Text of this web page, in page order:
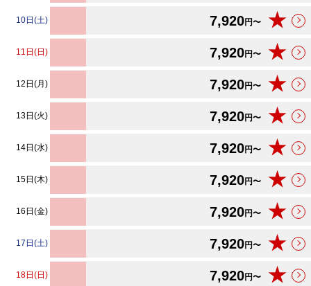
10日(土) 7,920円〜 ★
11日(日) 7,920円〜 ★
12日(月) 7,920円〜 ★
13日(火) 7,920円〜 ★
14日(水) 7,920円〜 ★
15日(木) 7,920円〜 ★
16日(金) 7,920円〜 ★
17日(土) 7,920円〜 ★
18日(日) 7,920円〜 ★